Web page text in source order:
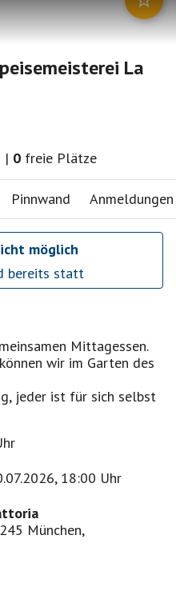
La
| 0 freie Plätze
Pinnwand Anmeldungen
möglich
bereits statt
Mittagessen.
wir im Garten des
jeder ist für sich selbst
18:00 Uhr
München,